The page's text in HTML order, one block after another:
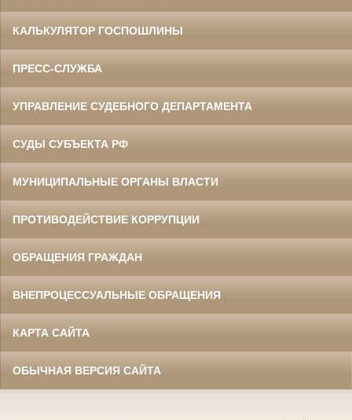
КАЛЬКУЛЯТОР ГОСПОШЛИНЫ
ПРЕСС-СЛУЖБА
УПРАВЛЕНИЕ СУДЕБНОГО ДЕПАРТАМЕНТА
СУДЫ СУБЪЕКТА РФ
МУНИЦИПАЛЬНЫЕ ОРГАНЫ ВЛАСТИ
ПРОТИВОДЕЙСТВИЕ КОРРУПЦИИ
ОБРАЩЕНИЯ ГРАЖДАН
ВНЕПРОЦЕССУАЛЬНЫЕ ОБРАЩЕНИЯ
КАРТА САЙТА
ОБЫЧНАЯ ВЕРСИЯ САЙТА